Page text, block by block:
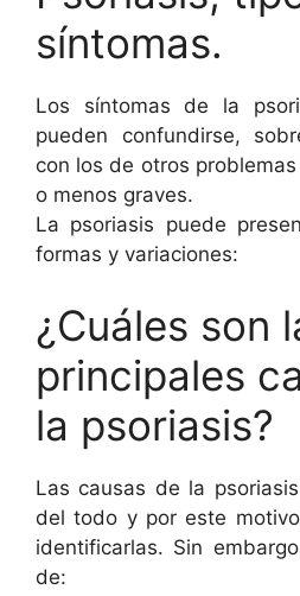
síntomas.
Los síntomas de la
pueden confundirse,
con los de otros
o menos graves.
La psoriasis puede
formas y variaciones:
¿Cuáles son
principales
la psoriasis?
Las causas de la
del todo y por este
identificarlas. Sin
de: